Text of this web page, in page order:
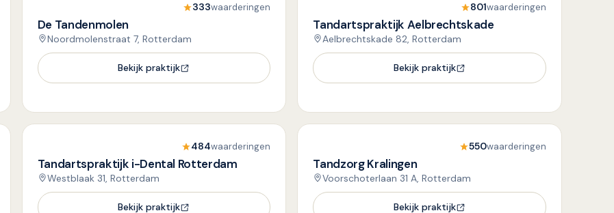
333waarderingen
De Tandenmolen
Noordmolenstraat 7, Rotterdam
Bekijk praktijk
801waarderingen
Tandartspraktijk Aelbrechtskade
Aelbrechtskade 82, Rotterdam
Bekijk praktijk
484waarderingen
Tandartspraktijk i-Dental Rotterdam
Westblaak 31, Rotterdam
Bekijk praktijk
550waarderingen
Tandzorg Kralingen
Voorschoterlaan 31 A, Rotterdam
Bekijk praktijk